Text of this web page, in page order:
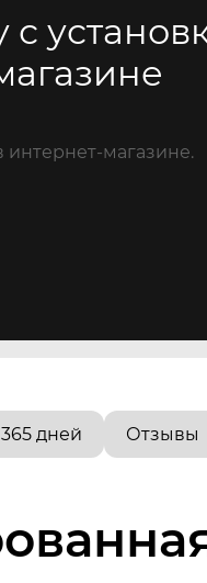
интернет-магазине.
дней Отзывы